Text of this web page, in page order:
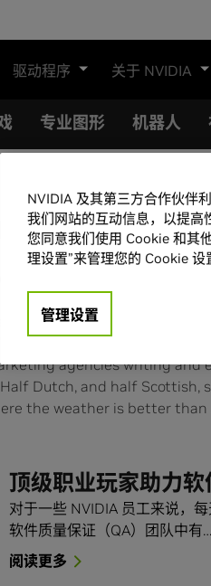
驱动程序 关于 NVIDIA
专业图形 机器人
Zee
is a senior writer on
content for the
a reporter with Bloomberg
Los Angeles and San
agencies writing and
Dutch, and half Scottish,
the weather is better
顶级职业玩家助力
对于一些 NVIDIA 员工来说，
软件质量保证（QA）团队中有…
阅读更多
NVIDIA 及其第三方合作伙伴
我们网站的互动信息，以提高
您同意我们使用 Cookie 和其
理设置”来管理您的 Cookie 设
管理设置